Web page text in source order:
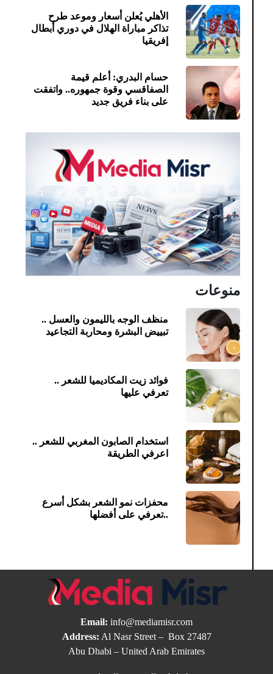
الأهلي يُعلن أسعار وموعد طرح
تذاكر مباراة الهلال في دوري أبطال
إفريقيا
حسام البدري: أعلم قيمة
الصفاقسي وقوة جمهوره.. واتفقت
على بناء فريق جديد
منوعات
منظف الوجه بالليمون والعسل ..
تبييض البشرة ومحاربة التجاعيد
فوائد زيت المكاديميا للشعر ..
تعرفي عليها
استخدام الصابون المغربي للشعر ..
اعرفي الطريقة
محفزات نمو الشعر بشكل أسرع
..تعرفي على أفضلها
Email: info@mediamisr.com
Address: Al Nasr Street – Box 27487
Abu Dhabi – United Arab Emirates